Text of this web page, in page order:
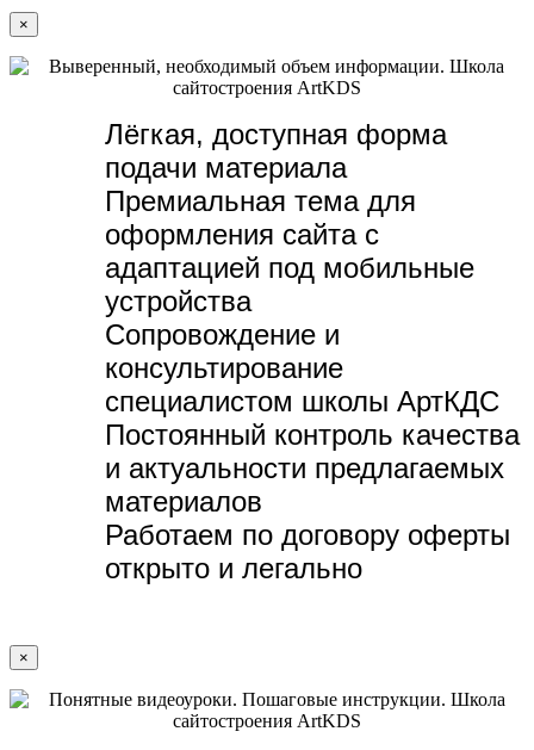
×
Лёгкая, доступная форма
подачи материала
Премиальная тема для
оформления сайта с
адаптацией под мобильные
устройства
Сопровождение и
консультирование
специалистом школы АртКДС
Постоянный контроль качества
и актуальности предлагаемых
материалов
Работаем по договору оферты
открыто и легально
×